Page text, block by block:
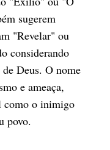
sugerem
"Revelar" ou
considerando
Deus. O nome
e ameaça,
como o inimigo
povo.